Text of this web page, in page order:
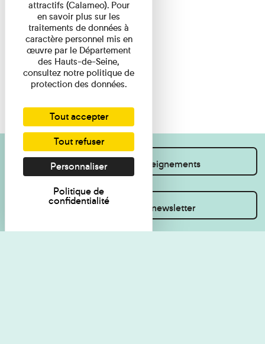
Je souhaite des renseignements
Inscrivez-vous à la newsletter
attractifs (Calameo). Pour
en savoir plus sur les
traitements de données à
caractère personnel mis en
œuvre par le Département
des Hauts-de-Seine,
consultez notre politique de
protection des données.
Tout accepter
Tout refuser
Personnaliser
Politique de
confidentialité